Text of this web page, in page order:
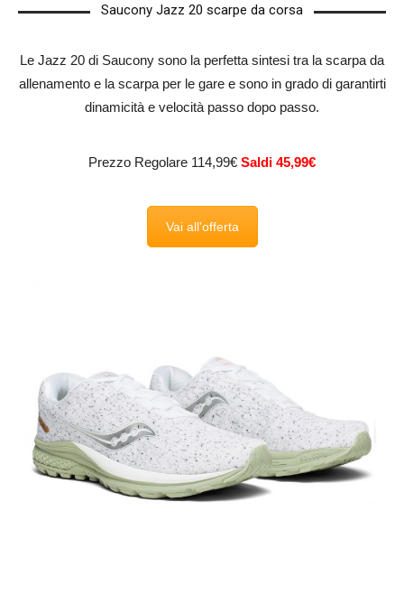
Saucony Jazz 20 scarpe da corsa
Le Jazz 20 di Saucony sono la perfetta sintesi tra la scarpa da
allenamento e la scarpa per le gare e sono in grado di garantirti
dinamicità e velocità passo dopo passo.
Prezzo Regolare 114,99€ Saldi 45,99€
Vai all'offerta